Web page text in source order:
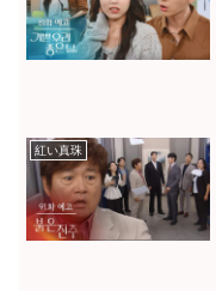
紅い真珠